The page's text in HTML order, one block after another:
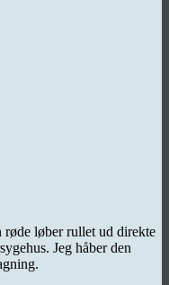
røde løber rullet ud direkte
Jeg håber den